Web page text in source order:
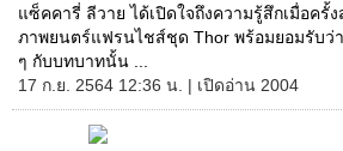
แซ็คคารี่ ลีวาย ได้เปิดใจถึงความรู้สึกเมื่อค
ภาพยนตร์แฟรนไชส์ชุด Thor พร้อมยอมรับว่า
ๆ กับบทบาทนั้น ...
17 ก.ย. 2564 12:36 น. | เปิดอ่าน 2004